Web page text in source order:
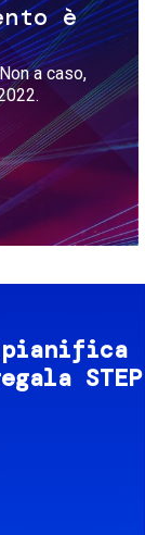
è
a caso,
STEP